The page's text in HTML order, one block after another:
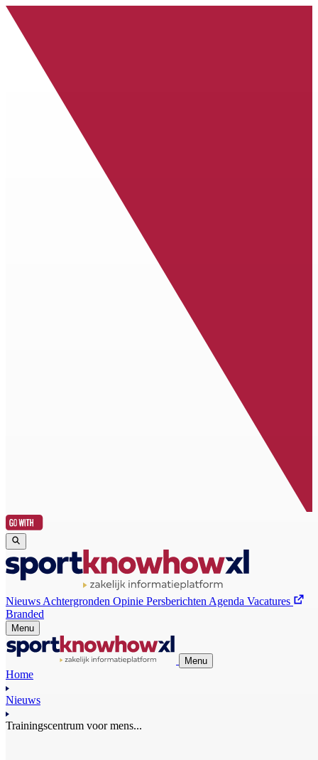
Nieuws Achtergronden Opinie Persberichten Agenda Vacatures
Branded
Menu
Menu
Home
Nieuws
Trainingscentrum voor mens...